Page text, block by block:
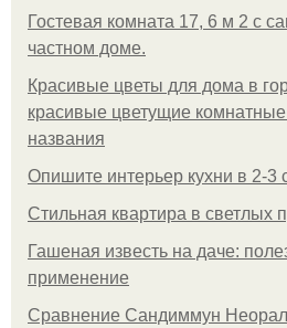
Гостевая комната 17, 6 м 2 с
частном доме.
Красивые цветы для дома в
красивые цветущие
названия
Опишите интерьер кухни в 2-3
Стильная квартира в светлых
Гашеная известь на даче:
применение
Сравнение Сандиммун Неорал